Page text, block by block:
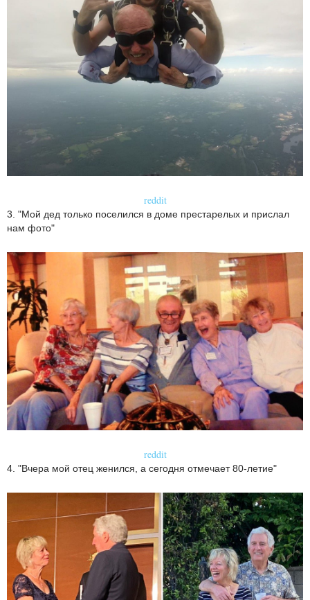
reddit
3. "Мой дед только поселился в доме престарелых и прислал
нам фото"
reddit
4. "Вчера мой отец женился, а сегодня отмечает 80-летие"